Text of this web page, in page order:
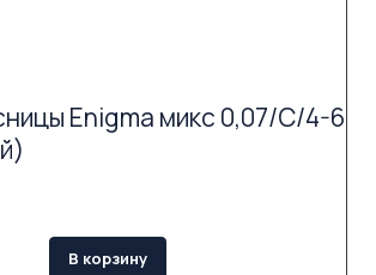
Enigma микс 0,07/C/4-6
В корзину